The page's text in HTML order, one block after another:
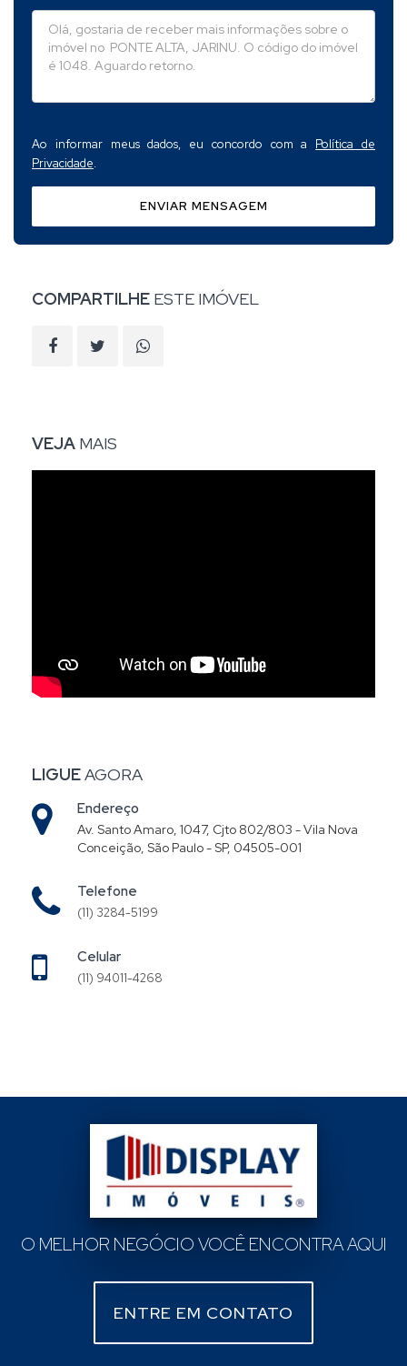
Ao informar meus dados, eu concordo com a Política de
Privacidade.
ENVIAR MENSAGEM
COMPARTILHE ESTE IMÓVEL
VEJA MAIS
LIGUEAGORA
Endereço
Av. Santo Amaro, 1047, Cjto 802/803 - Vila Nova
Conceição, São Paulo - SP, 04505-001
Telefone
(11) 3284-5199
Celular
(11) 94011-4268
O MELHOR NEGÓCIO VOCÊ ENCONTRA AQUI
ENTRE EM CONTATO